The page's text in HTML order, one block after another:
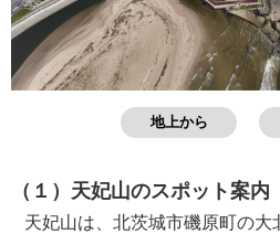
地上から
（１）天妃山のスポット案内
天妃山は、北茨城市磯原町の